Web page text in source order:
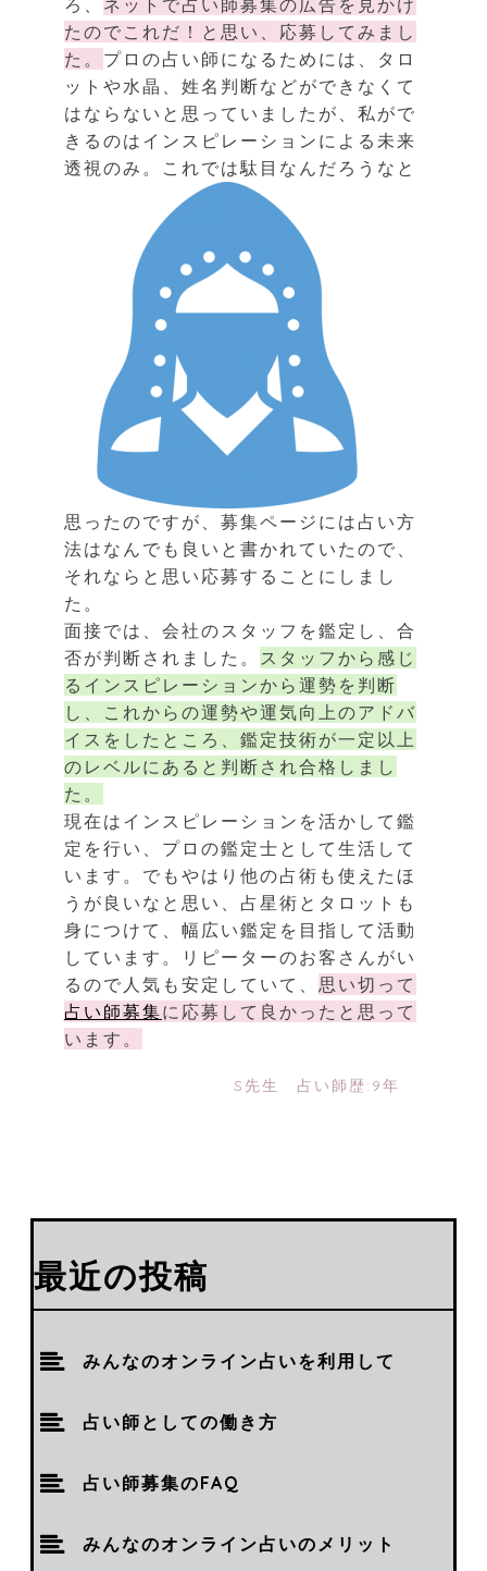
たのでこれだ！と思い、応募してみまし
た。 プロの占い師になるためには、タロ
ットや水晶、姓名判断などができなくて
はならないと思っていましたが、私がで
きるのはインスピレーションによる未来
透視のみ。
これでは駄目なんだろうなと
思ったのですが、募集ページには占い方
法はなんでも良いと書かれていたので、
それならと思い応募することにしまし
た。
面接では、会社のスタッフを鑑定し、合
否が判断されました。
スタッフから感じ
るインスピレーションから運勢を判断
し、これからの運勢や運気向上のアドバ
イスをしたところ、鑑定技術が一定以上
のレベルにあると判断され合格しまし
た。
現在はインスピレーションを活かして鑑
定を行い、プロの鑑定士として生活して
います。でもやはり他の占術も使えたほ
うが良いなと思い、占星術とタロットも
身につけて、幅広い鑑定を目指して活動
しています。リピーターのお客さんがい
るので人気も安定していて、 思い切って
占い師募集に応募して良かったと思って
います。
S先生 占い師歴:9年
最近の投稿
みんなのオンライン占いを利用して
占い師としての働き方
占い師募集のFAQ
みんなのオンライン占いのメリット